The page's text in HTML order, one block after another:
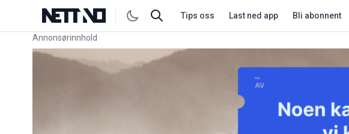
Tips oss Last ned app Bli abonnent
Annonsørinnhold
Link for annonse